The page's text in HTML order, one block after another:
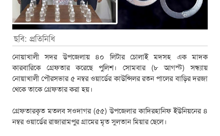
ছবি: প্রতিনিধি
নোয়াখালী সদর উপজেলায় ৪০ লিটার চোলাই মদসহ এক মাদক
কারবারিকে গ্রেফতার করেছে পুলিশ। সোমবার (৮ আগস্ট) সন্ধ্যায়
নোয়াখালী পৌরসভার ৫ নম্বর ওয়ার্ডের কাউন্সিলর রতন পালের বাড়ির দরজা
থেকে তাকে গ্রেফতার করা হয়।
গ্রেফতারকৃত মতলব সওদাগর (৫৫) উপজেলার কাদিরহানিফ ইউনিয়নের ৪
নম্বর ওয়ার্ডের রাজারামপুর গ্রামের মৃত সুলতান মিয়ার ছেলে।